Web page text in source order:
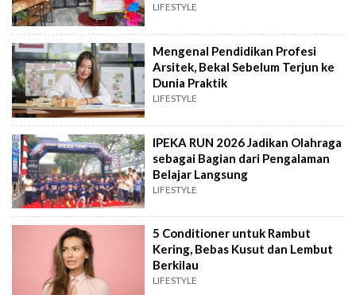
LIFESTYLE
Mengenal Pendidikan Profesi
Arsitek, Bekal Sebelum Terjun ke
Dunia Praktik
LIFESTYLE
IPEKA RUN 2026 Jadikan Olahraga
sebagai Bagian dari Pengalaman
Belajar Langsung
LIFESTYLE
5 Conditioner untuk Rambut
Kering, Bebas Kusut dan Lembut
Berkilau
LIFESTYLE